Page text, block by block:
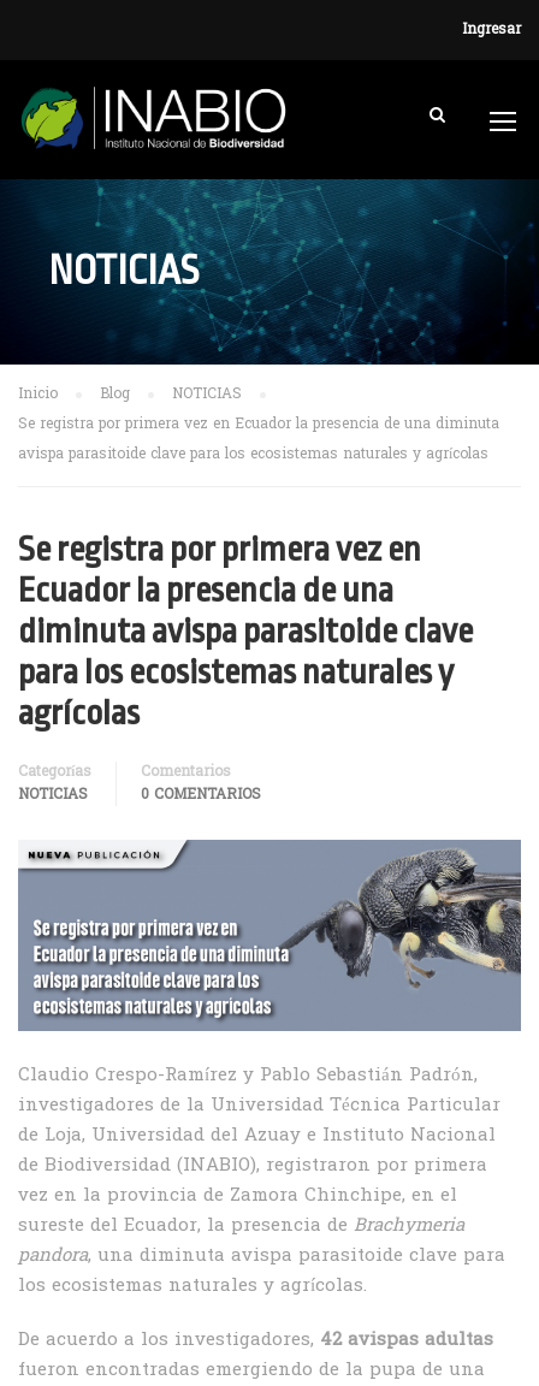
Ingresar
NOTICIAS
Inicio Blog
NOTICIAS
Se registra por primera vez en Ecuador la presencia de una diminuta
avispa parasitoide clave para los ecosistemas naturales y agrícolas
Se registra por primera vez en
Ecuador la presencia de una
diminuta avispa parasitoide clave
para los ecosistemas naturales y
agrícolas
Categorías
NOTICIAS
Comentarios
0 COMENTARIOS
Claudio Crespo-Ramírez y Pablo Sebastián Padrón,
investigadores de la Universidad Técnica Particular
de Loja, Universidad del Azuay e Instituto Nacional
de Biodiversidad (INABIO), registraron por primera
vez en la provincia de Zamora Chinchipe, en el
sureste del Ecuador, la presencia de Brachymeria
pandora, una diminuta avispa parasitoide clave para
los ecosistemas naturales y agrícolas.
De acuerdo a los investigadores, 42 avispas adultas
fueron encontradas emergiendo de la pupa de una